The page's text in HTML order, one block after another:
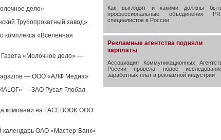
дело»
Трубопрокатный завод»
комплекса «Вселенная
Газета «Молочное дело» —
— ООО «АЛФ Медиа»
— ЗАО Русал Глобал
компании на FACEBOOK ООО
календарь ОАО «Мастер-Банк»
Как выглядят и какими должны
профессиональные объединения
специалистов в России
Рекламные агентства подняли
зарплаты
Ассоциация Коммуникационных
России провела новое
заработных плат в рекламной индустрии